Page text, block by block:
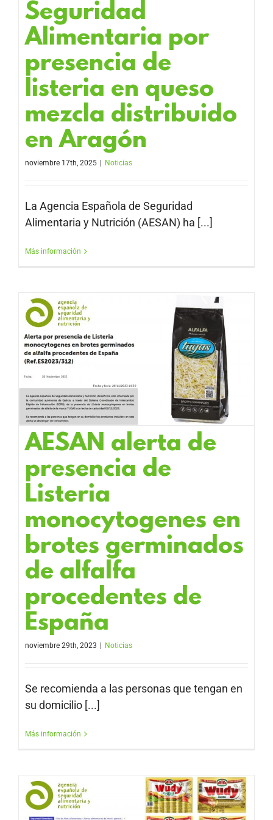
Seguridad
Alimentaria por
presencia de
listeria en queso
mezcla distribuido
en Aragón
noviembre 17th, 2025 Noticias
La Agencia Española de Seguridad
Alimentaria y Nutrición (AESAN) ha [...]
Más información
AESAN alerta de
presencia de
Listeria
monocytogenes en
brotes germinados
de alfalfa
procedentes de
España
noviembre 29th, 2023 Noticias
Se recomienda a las personas que tengan en
su domicilio [...]
Más información